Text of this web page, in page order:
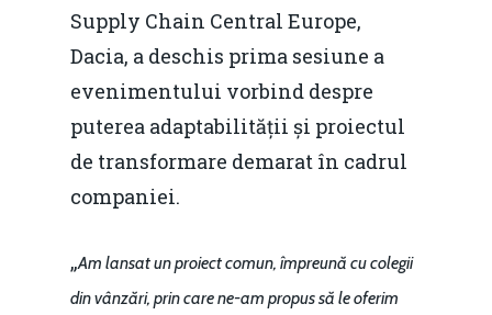
Supply Chain Central Europe,
Dacia, a deschis prima sesiune a
evenimentului vorbind despre
puterea adaptabilității și proiectul
de transformare demarat în cadrul
companiei.
„Am lansat un proiect comun, împreună cu colegii
din vânzări, prin care ne-am propus să le oferim